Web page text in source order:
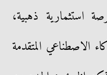
استثمارية ذهبية،
الاصطناعي المتقدمة